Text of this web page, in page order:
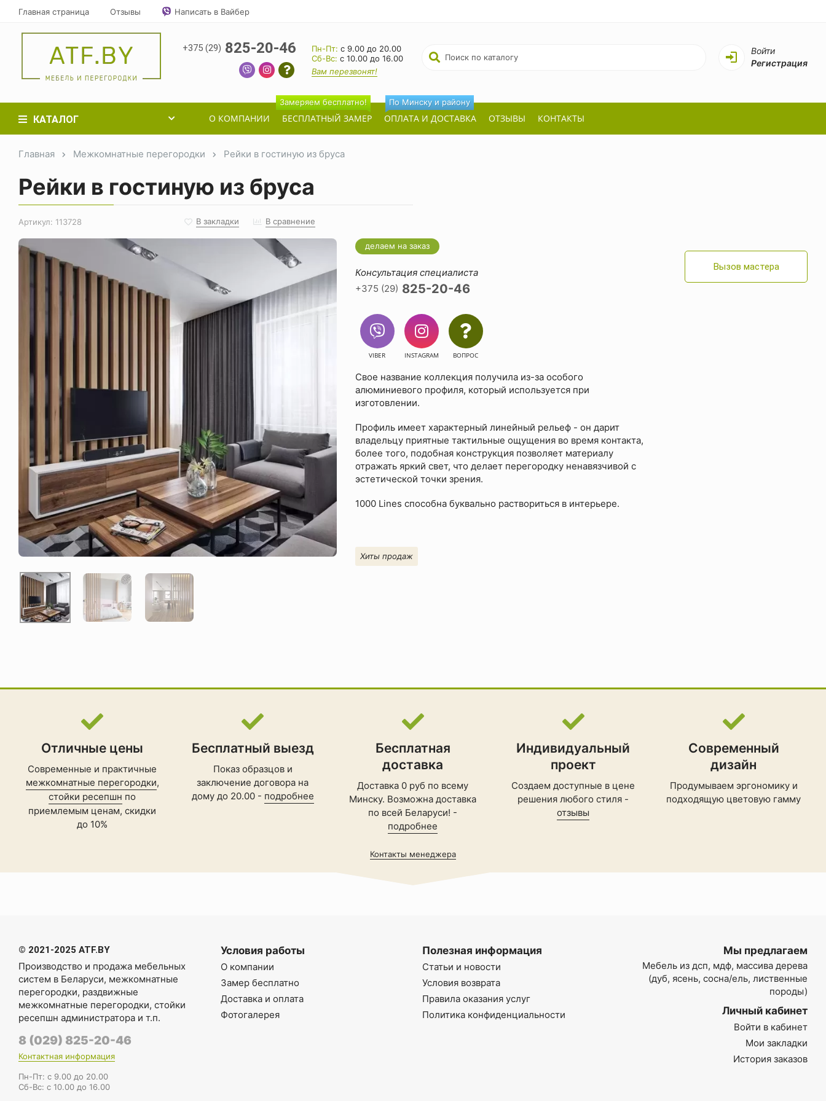
Главная страница Отзывы Написать в Вайбер
+375 (29) 825-20-46 Пн-Пт: с 9.00 до 20.00
Cб-Вс: с 10.00 до 16.00
Вам перезвонят!
Войти
Регистрация
КАТАЛОГ О КОМПАНИИ БЕСПЛАТНЫЙ ЗАМЕР
Замеряем бесплатно!
ОПЛАТА И ДОСТАВКА
По Минску и району
ОТЗЫВЫ КОНТАКТЫ
Главная Межкомнатные перегородки Рейки в гостиную из бруса
Рейки в гостиную из бруса
Артикул: 113728 В закладки В сравнение
делаем на заказ
Консультация специалиста
+375 (29) 825-20-46
VIBER INSTAGRAM ВОПРОС
Свое название коллекция получила из-за особого
алюминиевого профиля, который используется при
изготовлении.
Профиль имеет характерный линейный рельеф - он дарит
владельцу приятные тактильные ощущения во время контакта,
более того, подобная конструкция позволяет материалу
отражать яркий свет, что делает перегородку ненавязчивой с
эстетической точки зрения.
1000 Lines способна буквально раствориться в интерьере.
Вызов мастера
Хиты продаж
Отличные цены
Современные и практичные
межкомнатные перегородки,
стойки ресепшн по
приемлемым ценам, скидки
до 10%
Бесплатный выезд
Показ образцов и
заключение договора на
дому до 20.00 - подробнее
Бесплатная
доставка
Доставка 0 руб по всему
Минску. Возможна доставка
по всей Беларуси! -
подробнее
Индивидуальный
проект
Создаем доступные в цене
решения любого стиля -
отзывы
Современный
дизайн
Продумываем эргономику и
подходящую цветовую гамму
Контакты менеджера
© 2021-2025 ATF.BY
Производство и продажа мебельных
систем в Беларуси, межкомнатные
перегородки, раздвижные
межкомнатные перегородки, стойки
ресепшн администратора и т.п.
8 (029) 825-20-46
Контактная информация
Пн-Пт: с 9.00 до 20.00
Cб-Вс: с 10.00 до 16.00
Условия работы
О компании
Замер бесплатно
Доставка и оплата
Фотогалерея
Полезная информация
Статьи и новости
Условия возврата
Правила оказания услуг
Политика конфиденциальности
Мы предлагаем
Мебель из дсп, мдф, массива дерева
(дуб, ясень, сосна/ель, лиственные
породы)
Личный кабинет
Войти в кабинет
Мои закладки
История заказов